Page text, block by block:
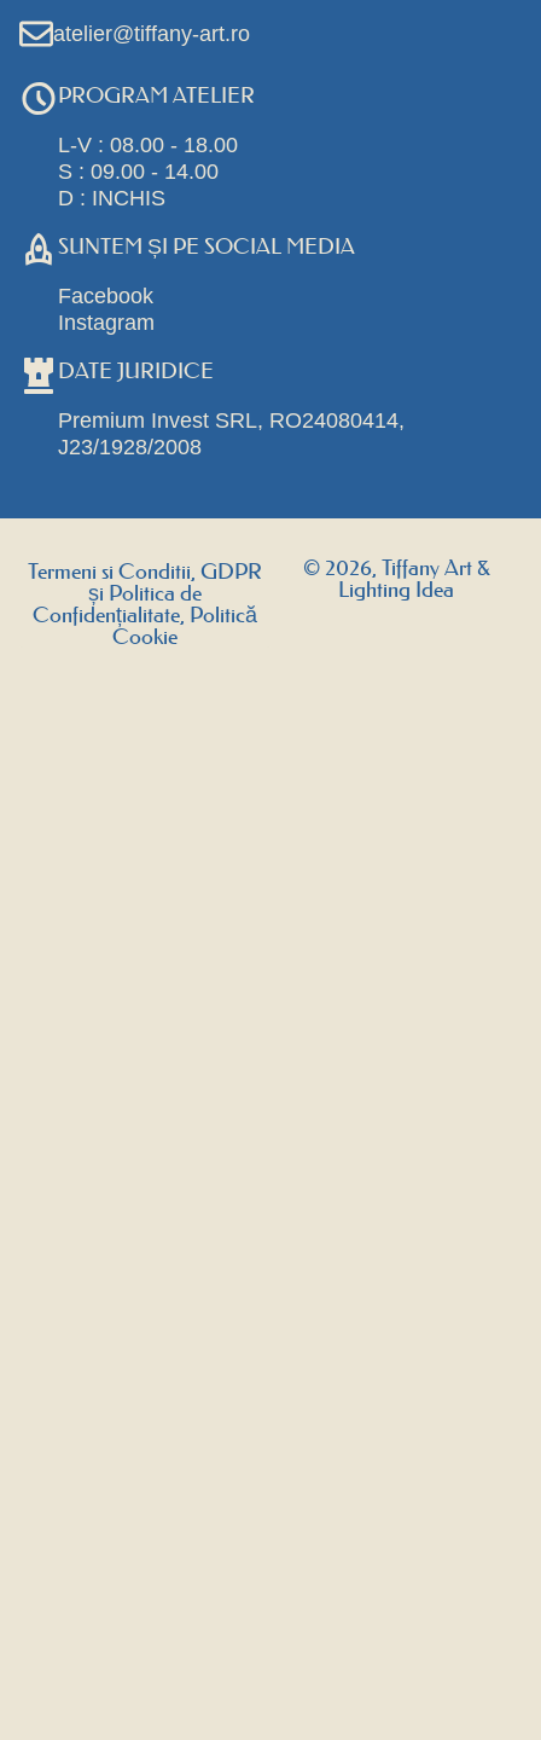
atelier@tiffany-art.ro
PROGRAM ATELIER
L-V : 08.00 - 18.00
S : 09.00 - 14.00
D : INCHIS
SUNTEM ȘI PE SOCIAL MEDIA
Facebook
Instagram
DATE JURIDICE
Premium Invest SRL, RO24080414,
J23/1928/2008
Termeni si Conditii, GDPR
și Politica de
Confidențialitate, Politică
Cookie
© 2026, Tiffany Art &
Lighting Idea